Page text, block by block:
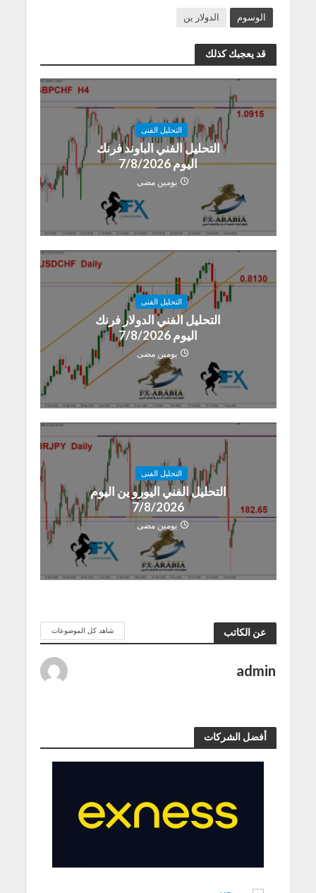
الوسوم الدولار ين
قد يعجبك كذلك
التحليل الفنى
التحليل الفني الباوند فرنك
اليوم 7/8/2026
يومين مضى
التحليل الفنى
التحليل الفني الدولار فرنك
اليوم 7/8/2026
يومين مضى
التحليل الفنى
التحليل الفني اليورو ين اليوم
7/8/2026
يومين مضى
عن الكاتب شاهد كل الموضوعات
admin
أفضل الشركات